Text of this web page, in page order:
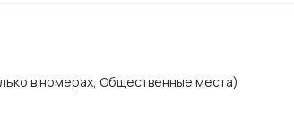
в номерах, Общественные места)